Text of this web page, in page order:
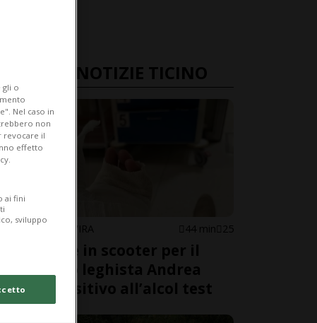
ULTIME NOTIZIE TICINO
MEZZOVICO-VIRA 44 min 25
Incidente in scooter per il
deputato leghista Andrea
Censi: positivo all’alcol test
gli o
Nel caso in
non
revocare il
effetto
ai fini
sviluppo